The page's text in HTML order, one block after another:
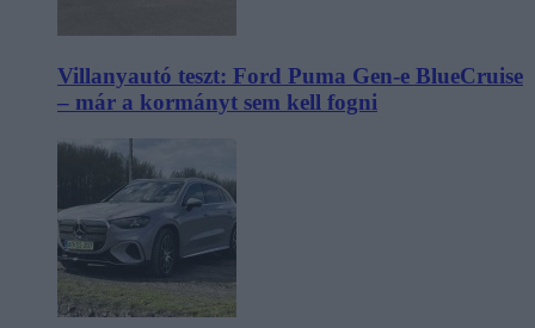
Villanyautó teszt: Ford Puma Gen-e BlueCruise
– már a kormányt sem kell fogni